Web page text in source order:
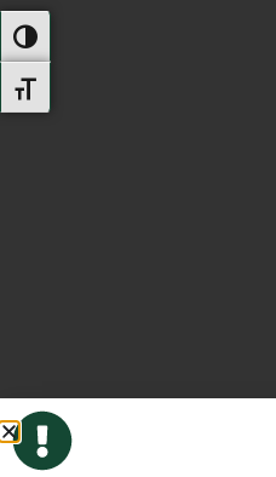
Alternar Alto Contraste
Alternar Tamaño De Letra